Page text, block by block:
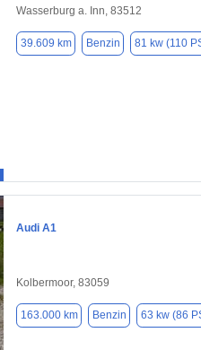
Wasserburg a. Inn, 83512
39.609 km Benzin 81 kw (110
Audi A1
Kolbermoor, 83059
163.000 km Benzin 63 kw (86